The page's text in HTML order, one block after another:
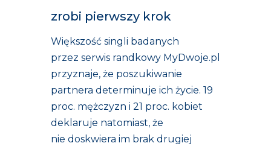
zrobi pierwszy krok
Większość singli badanych
przez serwis randkowy MyDwoje.pl
przyznaje, że poszukiwanie
partnera determinuje ich życie. 19
proc. mężczyzn i 21 proc. kobiet
deklaruje natomiast, że
nie doskwiera im brak drugiej